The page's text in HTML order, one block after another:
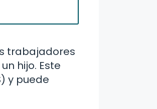
trabajadores
hijo. Este
y puede